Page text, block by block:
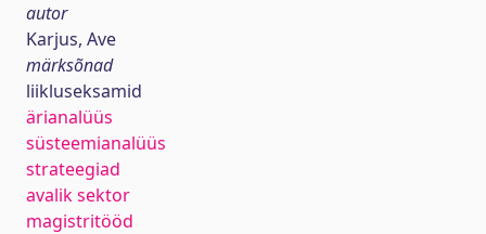
autor
Karjus, Ave
märksõnad
liikluseksamid
ärianalüüs
süsteemianalüüs
strateegiad
avalik sektor
magistritööd